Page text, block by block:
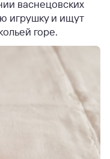
васнецовских
игрушку и ищут
горе.